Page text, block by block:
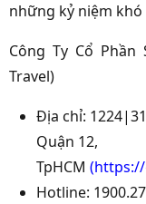
những kỷ niệm khó
Công Ty Cổ
Travel)
Địa chỉ:
Quận 12,
TpHCM (https://
Hotline: